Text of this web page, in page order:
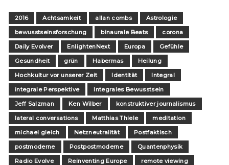
2016 Achtsamkeit allan combs
Astrologie
bewusstseinsforschung
binaurale Beats
corona
Daily Evolver
EnlightenNext Europa
Gefühle
Gesundheit
grün Habermas
Heilung
Hochkultur vor unserer Zeit
Identität
Integral
integrale Perspektive
Integrales Bewusstsein
Jeff Salzman
Ken Wilber
konstruktiver journalismus
lateral conversations
Matthias Thiele
meditation
michael gleich
Netzneutralität
Postfaktisch
postmoderne
Postpostmoderne
Quantenphysik
Radio Evolve
Reinventing Europe
remote viewing